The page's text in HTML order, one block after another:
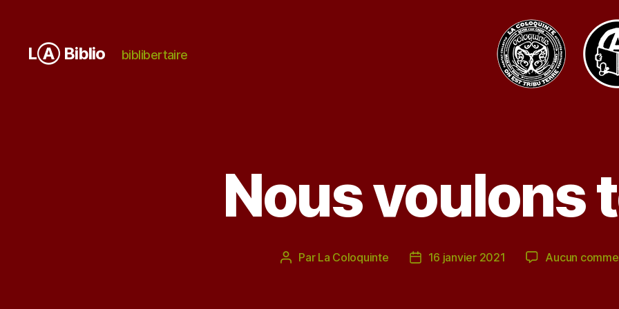
LⒶ Biblio biblibertaire
Nous voulons
Auteur
Par La Coloquinte
Date16 janvier 2021 Aucun